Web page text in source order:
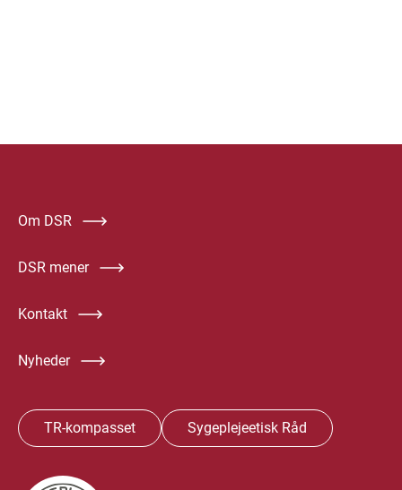
Om DSR
DSR mener
Kontakt
Nyheder
TR-kompasset Sygeplejeetisk Råd